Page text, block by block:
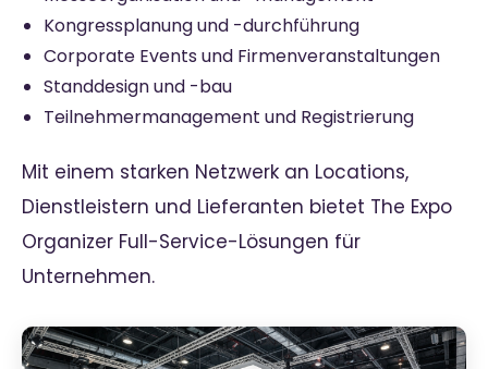
Kongressplanung und -durchführung
Corporate Events und Firmenveranstaltungen
Standdesign und -bau
Teilnehmermanagement und Registrierung
Mit einem starken Netzwerk an Locations,
Dienstleistern und Lieferanten bietet The Expo
Organizer Full-Service-Lösungen für
Unternehmen.